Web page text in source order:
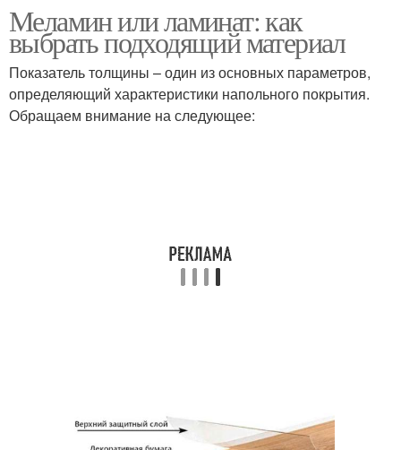
Меламин или ламинат: как
выбрать подходящий материал
Показатель толщины – один из основных параметров,
определяющий характеристики напольного покрытия.
Обращаем внимание на следующее: